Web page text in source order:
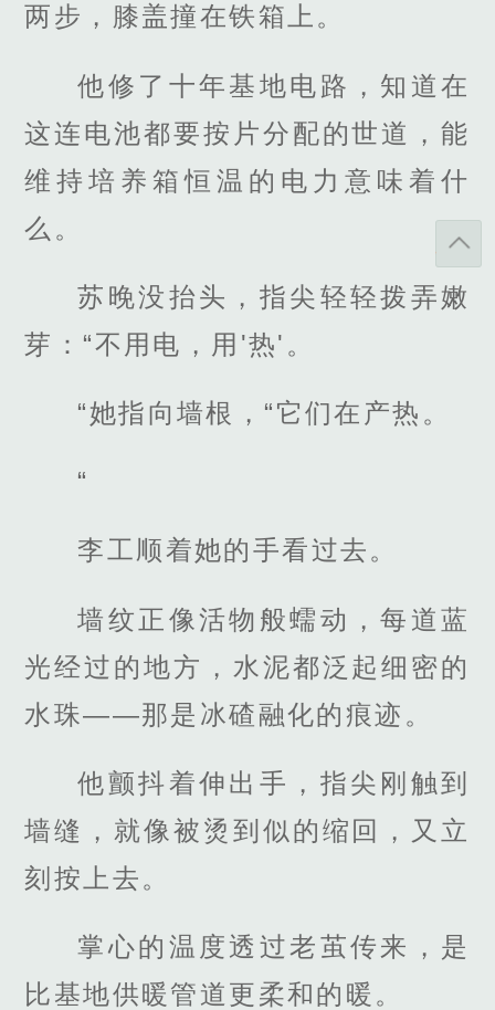
两步，膝盖撞在铁箱上。
他修了十年基地电路，知道在
这连电池都要按片分配的世道，能
维持培养箱恒温的电力意味着什
么。
苏晚没抬头，指尖轻轻拨弄嫩
芽：“不用电，用'热'。
“她指向墙根，“它们在产热。
“
李工顺着她的手看过去。
墙纹正像活物般蠕动，每道蓝
光经过的地方，水泥都泛起细密的
水珠——那是冰碴融化的痕迹。
他颤抖着伸出手，指尖刚触到
墙缝，就像被烫到似的缩回，又立
刻按上去。
掌心的温度透过老茧传来，是
比基地供暖管道更柔和的暖。